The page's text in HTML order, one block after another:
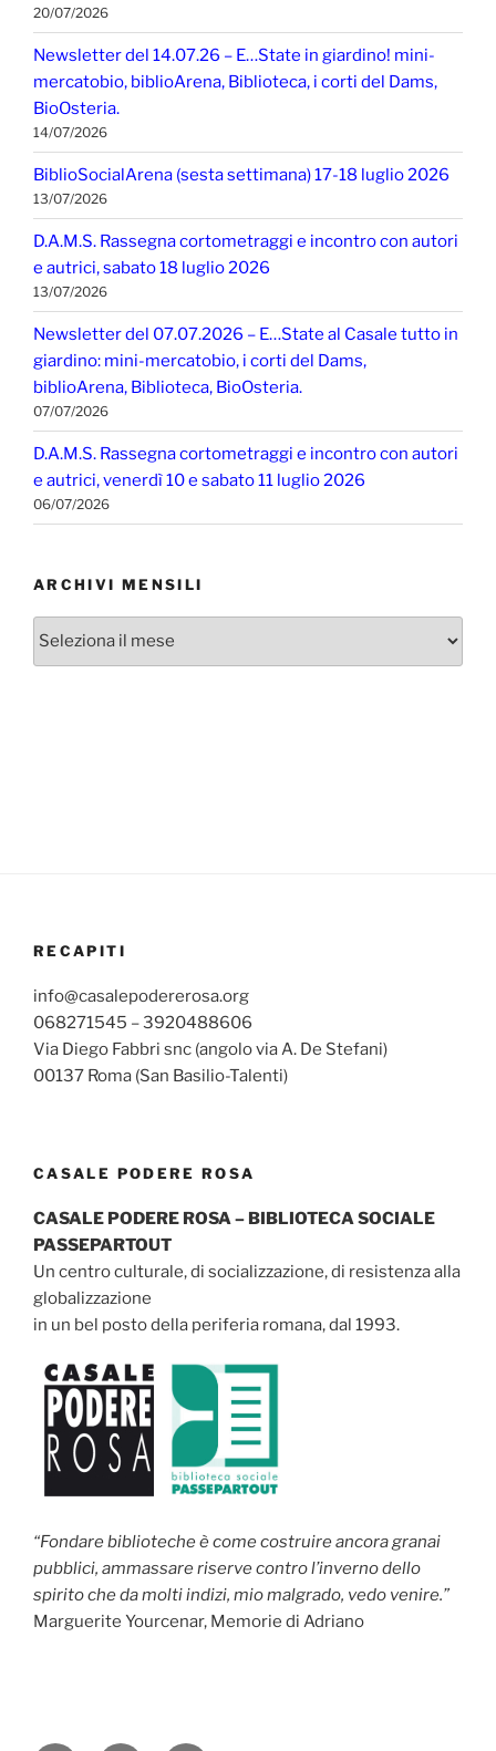
20/07/2026
Newsletter del 14.07.26 – E…State in giardino! mini-
mercatobio, biblioArena, Biblioteca, i corti del Dams,
BioOsteria.
14/07/2026
BiblioSocialArena (sesta settimana) 17-18 luglio 2026
13/07/2026
D.A.M.S. Rassegna cortometraggi e incontro con autori
e autrici, sabato 18 luglio 2026
13/07/2026
Newsletter del 07.07.2026 – E…State al Casale tutto in
giardino: mini-mercatobio, i corti del Dams,
biblioArena, Biblioteca, BioOsteria.
07/07/2026
D.A.M.S. Rassegna cortometraggi e incontro con autori
e autrici, venerdì 10 e sabato 11 luglio 2026
06/07/2026
ARCHIVI MENSILI
Archivi
RECAPITI
info@casalepodererosa.org
068271545 – 3920488606
Via Diego Fabbri snc (angolo via A. De Stefani)
00137 Roma (San Basilio-Talenti)
CASALE PODERE ROSA
CASALE PODERE ROSA – BIBLIOTECA SOCIALE
PASSEPARTOUT
Un centro culturale, di socializzazione, di resistenza alla
globalizzazione
in un bel posto della periferia romana, dal 1993.
“Fondare biblioteche è come costruire ancora granai
pubblici, ammassare riserve contro l’inverno dello
spirito che da molti indizi, mio malgrado, vedo venire.”
Marguerite Yourcenar, Memorie di Adriano